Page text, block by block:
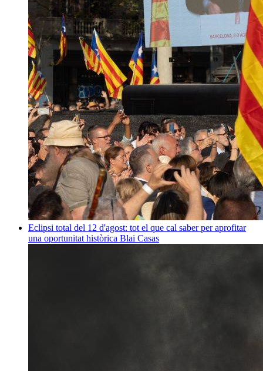
Eclipsi total del 12 d'agost: tot el que cal saber per aprofitar
una oportunitat històrica Blai Casas